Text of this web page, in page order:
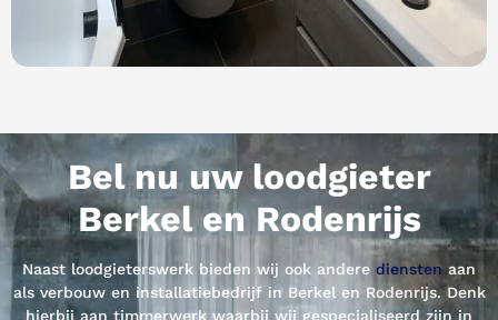
Bel nu uw loodgieter
Berkel en Rodenrijs
Naast loodgieterswerk bieden wij ook andere diensten aan
als verbouw en installatiebedrijf in Berkel en Rodenrijs. Denk
hierbij aan timmerwerk waarbij wij gespecialiseerd zijn in